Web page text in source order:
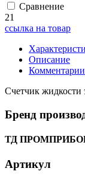
Сравнение
21
ссылка на товар
Описание
Комментарии
Счетчик жидкости
Бренд
ТД
Артикул